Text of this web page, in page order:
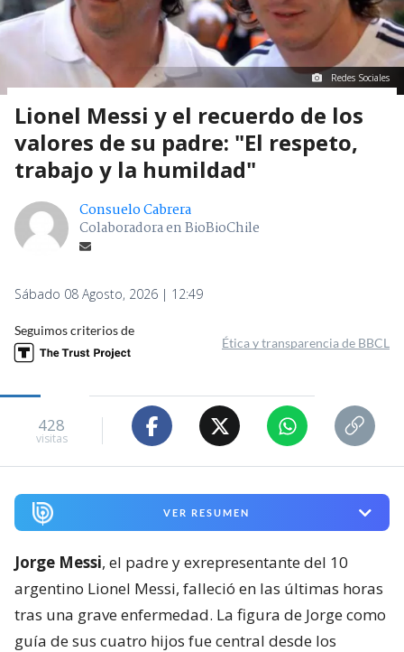
Redes Sociales
Lionel Messi y el recuerdo de los
valores de su padre: "El respeto,
trabajo y la humildad"
Consuelo Cabrera
Colaboradora en BioBioChile
Sábado 08 Agosto, 2026 | 12:49
Seguimos criterios de
Ética y transparencia de BBCL
428
visitas
VER RESUMEN
Jorge Messi, el padre y exrepresentante del 10
argentino Lionel Messi, falleció en las últimas horas
tras una grave enfermedad. La figura de Jorge como
guía de sus cuatro hijos fue central desde los